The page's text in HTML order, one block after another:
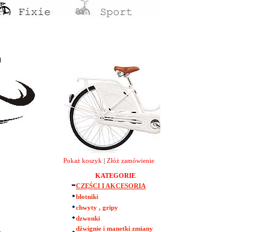
Pokaż koszyk Złóż zamówienie
KATEGORIE
CZĘŚCI I AKCESORIA
błotniki
chwyty , gripy
dzwonki
dźwignie i manetki zmiany